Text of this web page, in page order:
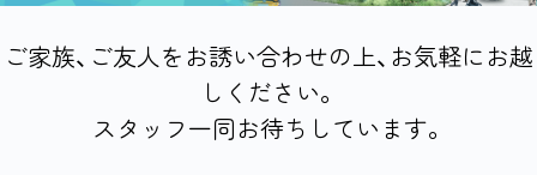
ご家族、ご友人をお誘い合わせの上、お気軽にお越
しください。
スタッフ一同お待ちしています。